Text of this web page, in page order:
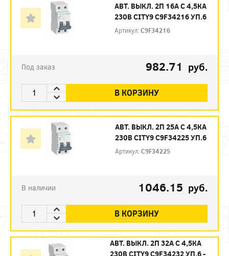
АВТ. ВЫКЛ. 2П 16А С 4,5КА
230В CITY9 C9F34216 УП.6
Артикул:C9F34216
Под заказ 982.71 руб.
В КОРЗИНУ
АВТ. ВЫКЛ. 2П 25А С 4,5КА
230В CITY9 C9F34225 УП.6
Артикул:C9F34225
В наличии 1046.15 руб.
В КОРЗИНУ
АВТ. ВЫКЛ. 2П 32А С 4,5КА
230В CITY9 C9F34232 УП.6 -